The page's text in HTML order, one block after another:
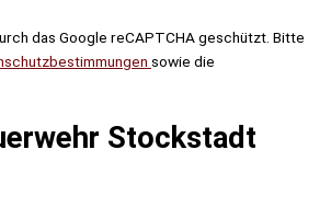
das Google reCAPTCHA geschützt. Bitte
sowie die
Stockstadt